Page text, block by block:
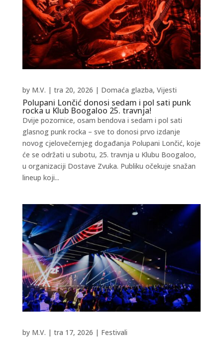
Polupani Lončić donosi sedam i pol sati punk
rocka u Klub Boogaloo 25. travnja!
by M.V. | tra 20, 2026 | Domaća glazba, Vijesti
Dvije pozornice, osam bendova i sedam i pol sati
glasnog punk rocka – sve to donosi prvo izdanje
novog cjelovečernjeg događanja Polupani Lončić, koje
će se održati u subotu, 25. travnja u Klubu Boogaloo,
u organizaciji Dostave Zvuka. Publiku očekuje snažan
lineup koji...
by M.V. | tra 17, 2026 | Festivali